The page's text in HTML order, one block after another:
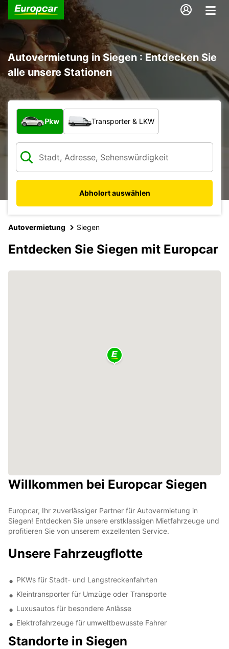
Autovermietung in Siegen : Entdecken Sie
alle unsere Stationen
Welche Art von Fahrzeug?
Pkw Transporter & LKW
Abholort auswählen
Autovermietung Siegen
Entdecken Sie Siegen mit Europcar
Willkommen bei Europcar Siegen
Europcar, Ihr zuverlässiger Partner für Autovermietung in
Siegen! Entdecken Sie unsere erstklassigen Mietfahrzeuge und
profitieren Sie von unserem exzellenten Service.
Unsere Fahrzeugflotte
PKWs für Stadt- und Langstreckenfahrten
Kleintransporter für Umzüge oder Transporte
Luxusautos für besondere Anlässe
Elektrofahrzeuge für umweltbewusste Fahrer
Standorte in Siegen